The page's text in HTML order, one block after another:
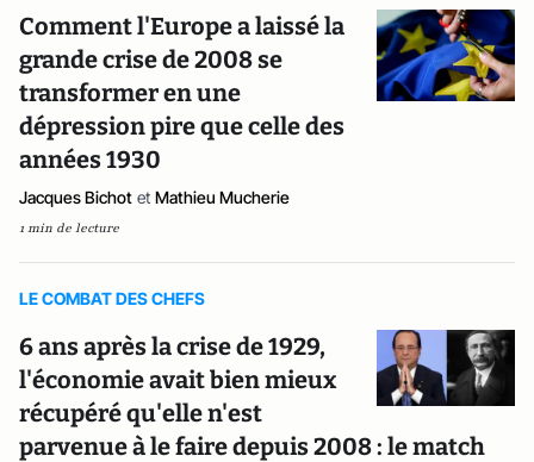
Comment l'Europe a laissé la
grande crise de 2008 se
transformer en une
dépression pire que celle des
années 1930
Jacques Bichot et Mathieu Mucherie
1 min de lecture
LE COMBAT DES CHEFS
6 ans après la crise de 1929,
l'économie avait bien mieux
récupéré qu'elle n'est
parvenue à le faire depuis 2008 : le match